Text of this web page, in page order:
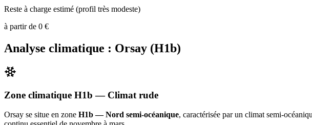
Reste à charge estimé (profil très modeste)
à partir de 0 €
Analyse climatique : Orsay (H1b)
Zone climatique H1b — Climat rude
Orsay se situe en zone H1b — Nord semi-océanique, caractérisée par un climat semi-